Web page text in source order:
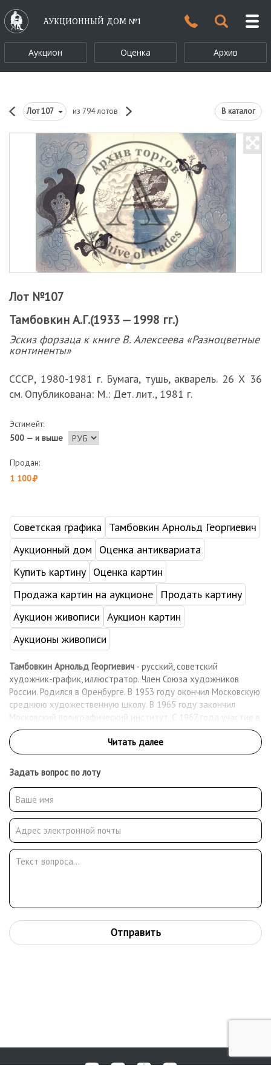
АУКЦИОННЫЙ ДОМ №1
Аукцион Оценка Архив
Лот107 из 794 лотов В каталог
Лот №107
Тамбовкин А.Г.(1933 — 1998 гг.)
Эскиз форзаца к книге В. Алексеева «Разноцветные
континенты»
СССР, 1980-1981 г. Бумага, тушь, акварель. 26 Х 36
см. Опубликована: М.: Дет. лит., 1981 г.
Эстимейт:
500 — и выше
Продан:
1 100
Советская графика Тамбовкин Арнольд Георгиевич
Аукционный дом
Оценка антиквариата
Купить картину Оценка картин
Продажа картин на аукционе
Продать картину
Аукцион живописи Аукцион картин
Аукционы живописи
Тамбовкин Арнольд Георгиевич - русский, советский
художник-график, иллюстратор. Член Союза художников
России. Родился в Оренбурге. В 1953 году окончил Московскую
среднюю художественную школу. В 1965 году закончил
Московский полиграфический институт. С 1967 года участие в
книжных выставках. Более 30 лет иллюстрировал книги
издательств «Детская литература» и «Молодая гвардия».
Проиллюстрировал более 200 книг для детей и юношества, в
числе которых: Евгений Коковин «Динь-Даг»(1963), Валерий
Алексеев «Игры на асфальте»(1987), Ариадна Громова «Мы
одной крови-ты и я!»(1967), Валерий Медведев «Баранкин,
будь человеком!», «Фантазии Баранкина»(1978), «Звонок на
перемену»(1982), Николай Носов «Приключения Толи
Клюквина»(1983), Самуил Маршак «Волга-Вазуза» (1979), Юрий
Яковлев «Последний фейерверк»(1989), Александр Смуров
«Рассказ о плавающем острове»(1963), Кэлин Груя «Дорога
рассказывает сказки»(1966), Эмилио Сальгари «Черный
Задать вопрос по лоту
Отправить